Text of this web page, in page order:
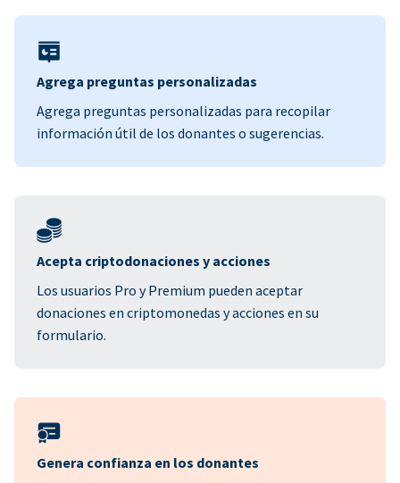
Agrega preguntas personalizadas
Agrega preguntas personalizadas para recopilar
información útil de los donantes o sugerencias.
Acepta criptodonaciones y acciones
Los usuarios Pro y Premium pueden aceptar
donaciones en criptomonedas y acciones en su
formulario.
Genera confianza en los donantes